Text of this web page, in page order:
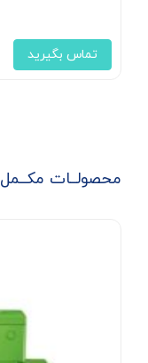
تماس بگیرید
محصولــات مکــمل